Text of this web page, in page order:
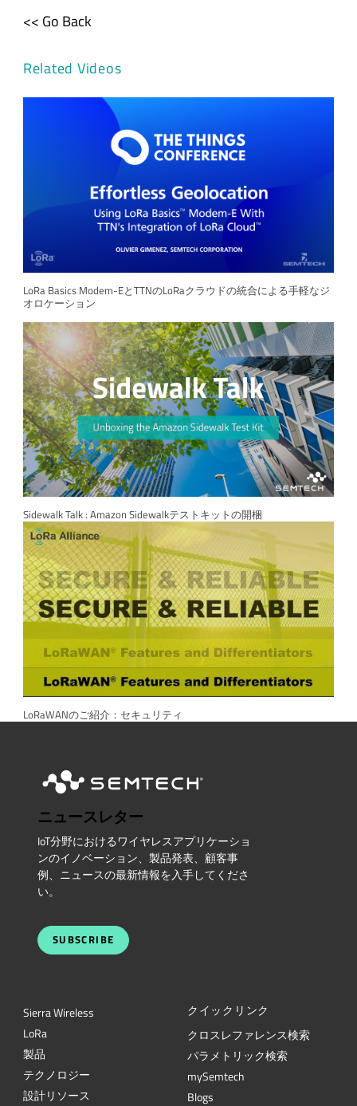
<< Go Back
Related Videos
LoRa Basics Modem-EとTTNのLoRaクラウドの統合による手軽なジ
オロケーション
Sidewalk Talk : Amazon Sidewalkテストキットの開梱
LoRaWANのご紹介：セキュリティ
ニュースレター
IoT分野におけるワイヤレスアプリケーショ
ンのイノベーション、製品発表、顧客事
例、ニュースの最新情報を入手してくださ
い。
SUBSCRIBE
Sierra Wireless
LoRa
製品
テクノロジー
設計リソース
クイックリンク
クロスレファレンス検索
パラメトリック検索
mySemtech
Blogs